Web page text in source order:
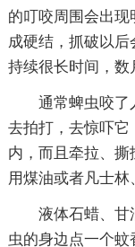
的叮咬周围会出
成硬结，抓破以
持续很长时间，数
通常蜱虫咬了
去拍打，去惊吓
内，而且牵拉、
用煤油或者凡士林
液体石蜡、甘
虫的身边点一个